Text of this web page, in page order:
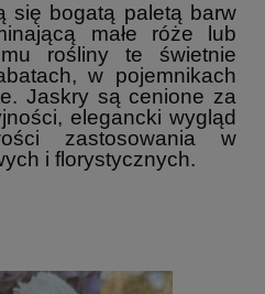
się bogatą paletą barw
małe róże lub
rośliny te świetnie
w pojemnikach
Jaskry są cenione za
elegancki wygląd
zastosowania w
i florystycznych.